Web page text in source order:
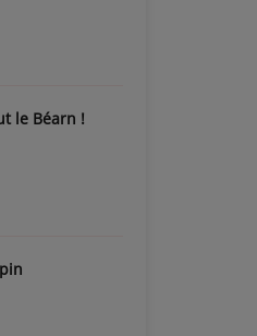
le Béarn !